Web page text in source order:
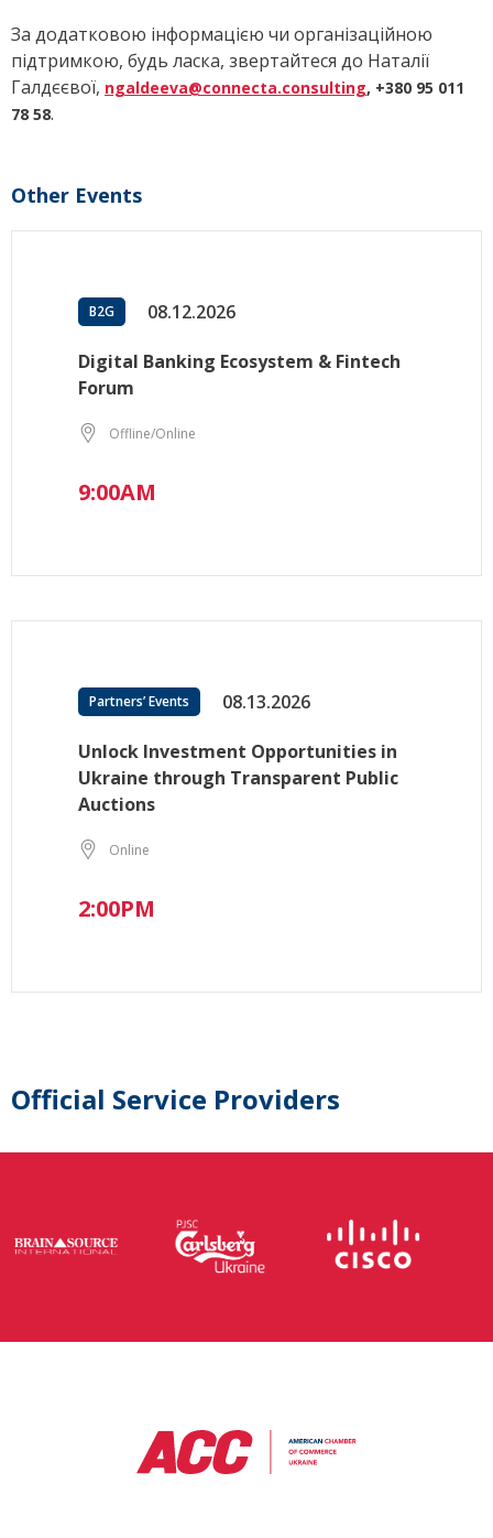
За додатковою інформацією чи організаційною
підтримкою, будь ласка, звертайтеся до Наталії
Галдєєвої, ngaldeeva@connecta.consulting, +380 95 011
78 58.
Other Events
B2G 08.12.2026
Digital Banking Ecosystem & Fintech
Forum
Offline/Online
9:00AM
Partners’ Events 08.13.2026
Unlock Investment Opportunities in
Ukraine through Transparent Public
Auctions
Online
2:00PM
Official Service Providers